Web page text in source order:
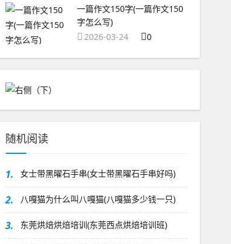
一篇作文150字(一篇作文150
字怎么写)
2026-03-24
0
随机阅读
1. 女士带黑曜石手串(女士带黑曜石手串好吗)
2. 八嘎猫为什么叫八嘎猫(八嘎猫多少钱一只)
3. 东莞烘焙烘焙培训(东莞西点烘焙培训班)